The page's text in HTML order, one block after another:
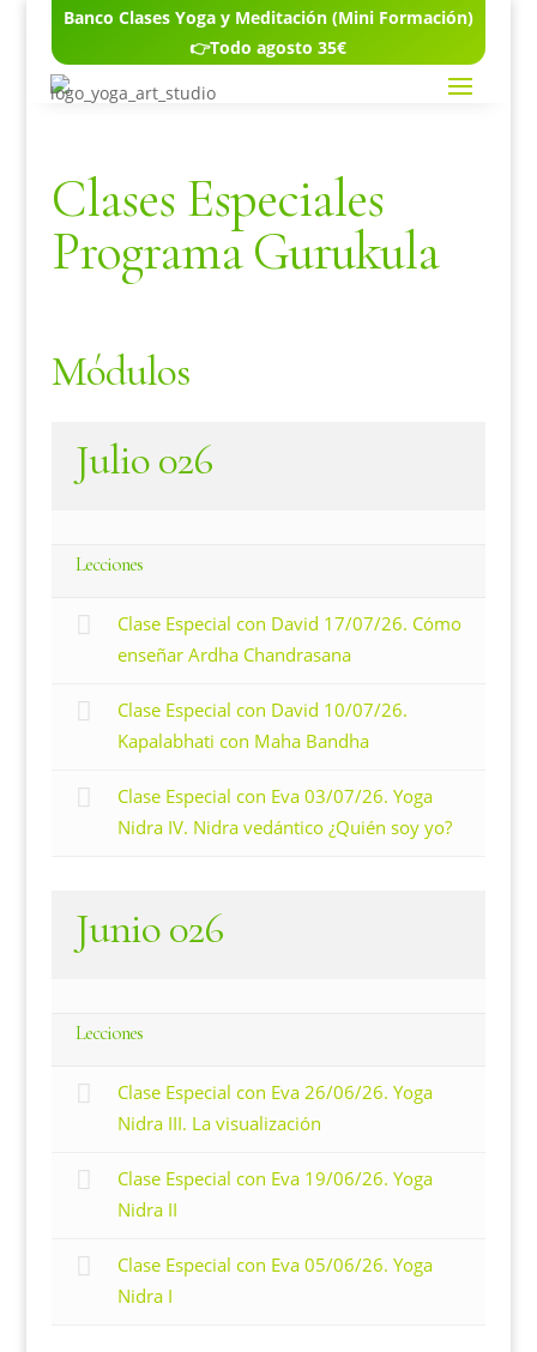
Banco Clases Yoga y Meditación (Mini Formación)
👉Todo agosto 35€
Clases Especiales
Programa Gurukula
Módulos
Julio 026
Lecciones
Clase Especial con David 17/07/26. Cómo
enseñar Ardha Chandrasana
Clase Especial con David 10/07/26.
Kapalabhati con Maha Bandha
Clase Especial con Eva 03/07/26. Yoga
Nidra IV. Nidra vedántico ¿Quién soy yo?
Junio 026
Lecciones
Clase Especial con Eva 26/06/26. Yoga
Nidra III. La visualización
Clase Especial con Eva 19/06/26. Yoga
Nidra II
Clase Especial con Eva 05/06/26. Yoga
Nidra I